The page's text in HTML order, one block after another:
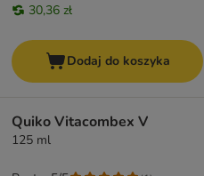
30,36 zł
Dodaj do koszyka
Quiko Vitacombex V
125 ml